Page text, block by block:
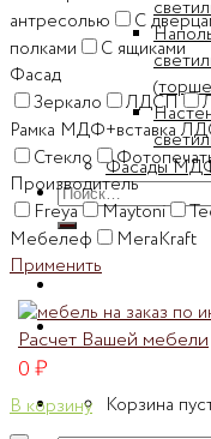
Фасады МДФ
Искать:
Корзина
антресолью
С
полками
С ящиками
Фасад
Зеркало
ЛДСП
Рамка МДФ+вставка
Стекло
Производитель
Freya
Maytoni
Мебелеф
МегаKraft
Применить
Расчет Вашей мебели
0₽
В корзину